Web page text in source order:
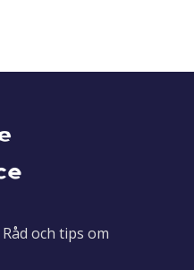
och tips om